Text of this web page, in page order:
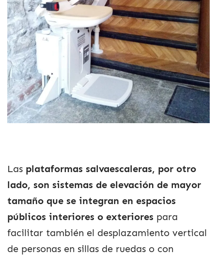
Las plataformas salvaescaleras, por otro
lado, son sistemas de elevación de mayor
tamaño que se integran en espacios
públicos interiores o exteriores para
facilitar también el desplazamiento vertical
de personas en sillas de ruedas o con